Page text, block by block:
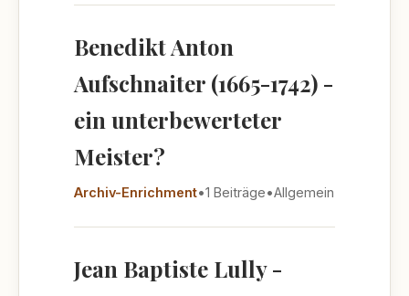
Benedikt Anton
Aufschnaiter (1665-1742) -
ein unterbewerteter
Meister?
Archiv-Enrichment•1 Beiträge•Allgemein
Jean Baptiste Lully -